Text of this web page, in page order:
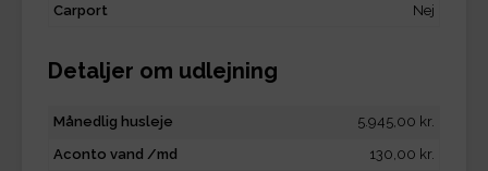
Carport
Nej
Detaljer om udlejning
Månedlig husleje
5.945,00 kr.
Aconto vand /md
130,00 kr.